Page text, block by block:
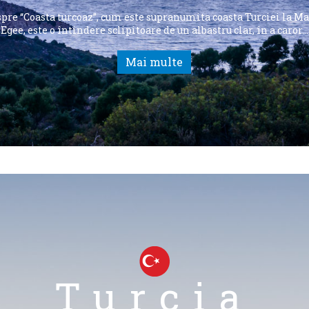
“Coasta turcoaz”, cum este supranumita coasta Turciei la
Egee, este o întindere sclipitoare de un albastru clar, în a caror…
Mai multe
Turcia